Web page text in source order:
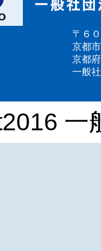
〒６
京都
京都
一般